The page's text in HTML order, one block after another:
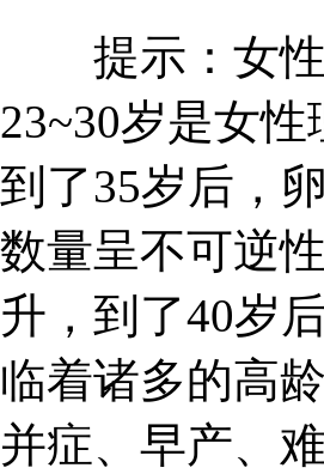
提示：女性
23~30岁是女
到了35岁后，
数量呈不可逆
升，到了40岁
临着诸多的高
并症、早产、